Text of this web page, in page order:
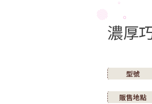
濃厚
型號
販售地點